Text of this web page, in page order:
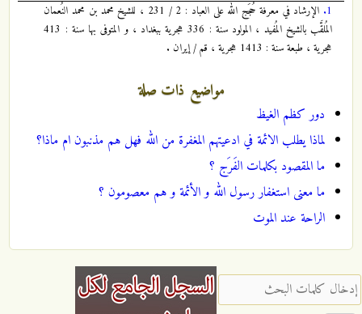
1.
الإرشاد في معرفة حُجَج الله على العباد : 2 / 231 ، للشيخ محمد بن محمد النُعمان
المُلقَّب بالشيخ المُفيد ، المولود سنة : 336 هجرية ببغداد ، و المتوفى بها سنة : 413
هجرية ، طبعة سنة : 1413 هجرية ، قم / إيران .
مواضيع ذات صلة
دور كظم الغيظ
لماذا يطلب الائمة في ادعيتهم المغفرة من الله فهل هم مذنبون ام ماذا؟
ما المقصود بكلمات الفَرَج ؟
ما معنى استغفار رسول الله و الأئمة و هم معصومون ؟
الراحة عند الموت
‏إدخال كلمات البحث ‏